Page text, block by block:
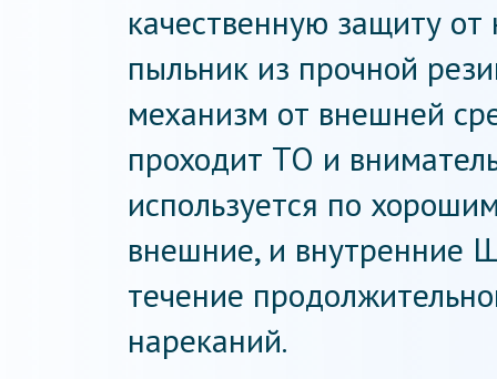
качественную защиту
пыльник из прочной
механизм от внешней
проходит ТО и
используется по
внешние, и внутренние
течение
нареканий.